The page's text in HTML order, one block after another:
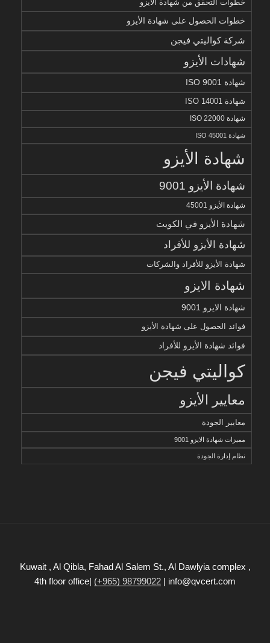
خطوات التحقق من شهادة الايزو
خطوات الحصول على شهادة الأيزو
شركة كواليتي فيجن
شهادات الأيزو
شهادة ISO 9001
شهادة ISO 14001
شهادة ISO 22000
شهادة ISO 45001
شهادة الأيزو
شهادة الأيزو 9001
شهادة الأيزو 45001
شهادة الأيزو في الكويت
شهادة الأيزو للأفراد
شهادة الأيزو للأفراد والشركات
شهادة الايزو
شهادة الايزو 9001
فوائد الحصول على شهادة الأيزو
فوائد شهادة الأيزو للأفراد
كواليتي فيجن
معايير الأيزو
معايير الجودة
مميزات شهادة الايزو 9001
نظام إدارة الجودة
Kuwait , Al Qibla, Fahad Al Salem St., Al Dawlyia complex ,
4th floor office| (+965) 98799022 | info@qvcert.com